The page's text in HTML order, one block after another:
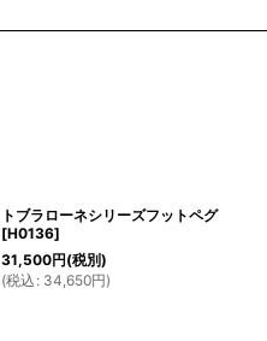
トブラローネシリーズフットペグ
[H0136]
31,500円(税別)
(税込 : 34,650円)